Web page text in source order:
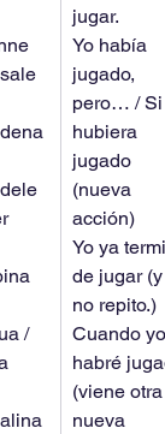
/
jugar.
Yo había
jugado,
pero… /
hubiera
jugado
(nueva
acción)
Yo ya
de jugar
no repito.)
Cuando
habré
(viene
nueva